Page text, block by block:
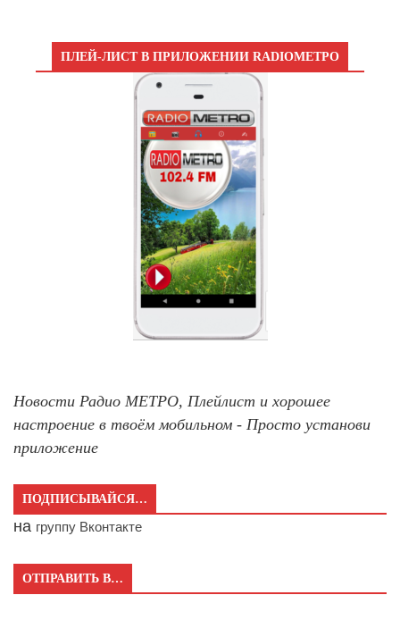
ПЛЕЙ-ЛИСТ В ПРИЛОЖЕНИИ RADIOМЕТРО
Новости Радио МЕТРО, Плейлист и хорошее
настроение в твоём мобильном - Просто установи
приложение
ПОДПИСЫВАЙСЯ…
на группу Вконтакте
ОТПРАВИТЬ В…